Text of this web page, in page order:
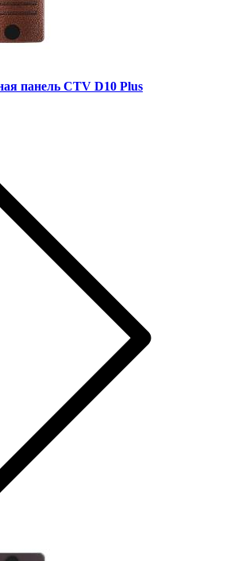
панель CTV D10 Plus